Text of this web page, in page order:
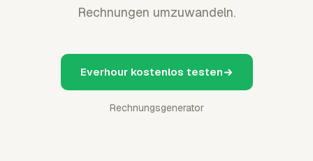
Rechnungen umzuwandeln.
Everhour kostenlos testen
Rechnungsgenerator